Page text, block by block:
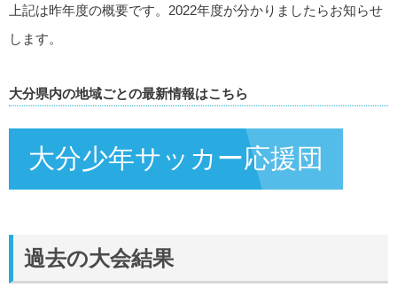
上記は昨年度の概要です。2022年度が分かりましたらお知らせ
します。
大分県内の地域ごとの最新情報はこちら
大分少年サッカー応援団
過去の大会結果